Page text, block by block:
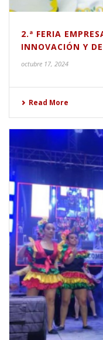
2.ª FERIA
INNOVACIÓN Y
octubre 17, 2024
Read More